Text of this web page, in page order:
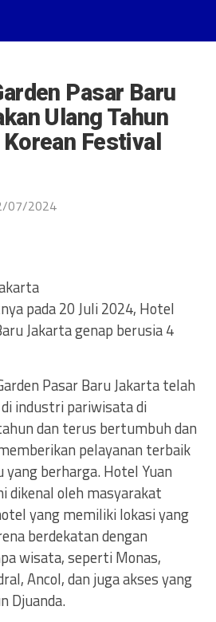
Pasar Baru
Ulang Tahun
Festival
07/2024
pada 20 Juli 2024, Hotel
Jakarta genap berusia 4
Pasar Baru Jakarta telah
industri pariwisata di
dan terus bertumbuh dan
pelayanan terbaik
yang berharga. Hotel Yuan
dikenal oleh masyarakat
yang memiliki lokasi yang
berdekatan dengan
wisata, seperti Monas,
Ancol, dan juga akses yang
Djuanda.